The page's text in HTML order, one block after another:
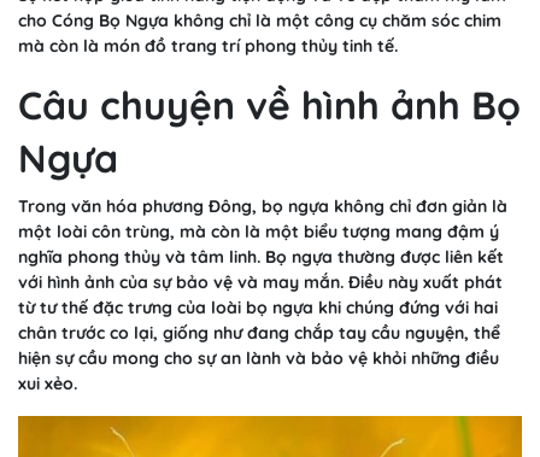
cho Cóng Bọ Ngựa không chỉ là một công cụ chăm sóc chim
mà còn là món đồ trang trí phong thủy tinh tế.
Câu chuyện về hình ảnh Bọ
Ngựa
Trong văn hóa phương Đông, bọ ngựa không chỉ đơn giản là
một loài côn trùng, mà còn là một biểu tượng mang đậm ý
nghĩa phong thủy và tâm linh. Bọ ngựa thường được liên kết
với hình ảnh của sự bảo vệ và may mắn. Điều này xuất phát
từ tư thế đặc trưng của loài bọ ngựa khi chúng đứng với hai
chân trước co lại, giống như đang chắp tay cầu nguyện, thể
hiện sự cầu mong cho sự an lành và bảo vệ khỏi những điều
xui xẻo.